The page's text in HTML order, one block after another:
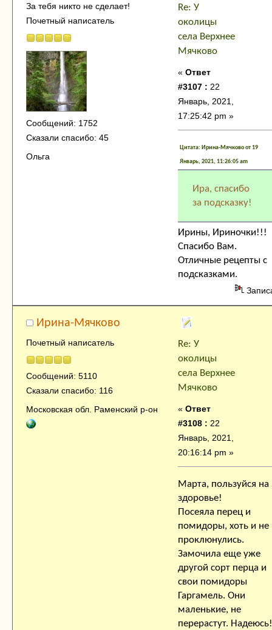
За тебя никто не сделает!
Почетный написатель
Сообщений: 1752
Сказали спасибо: 45
Ольга
Re: У
околицы
села Верхнее
Мячково
« Ответ
#3107 : 22
Январь, 2021,
17:25:42 pm »
Цитата: Ирина-Мячково от 19
Январь, 2021, 11:26:05 am
Ира, спасибо
за подсказку!
Ирины, Ириночки!!!
Спасибо Вам.
Отличные рецепты с
подсказками.
Ирина-Мячково
Почетный написатель
Сообщений: 5110
Сказали спасибо: 116
Московская обл. Раменский р-он
Re: У
околицы
села Верхнее
Мячково
« Ответ
#3108 : 22
Январь, 2021,
20:16:14 pm »
Марта, пользуйся на
здоровье!
Посеяла перец и
помидоры, хоть и не
проклюнулись.
Замочила еще уже
другой сорт перца и
свои помидоры
Гаргамель. Они
маленькие, не
перерастут. Надеюсь!